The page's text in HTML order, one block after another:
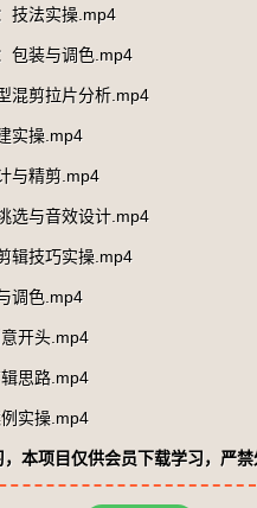
技法实操.mp4
包装与调色.mp4
混剪拉片分析.mp4
实操.mp4
与精剪.mp4
选与音效设计.mp4
辑技巧实操.mp4
调色.mp4
开头.mp4
思路.mp4
实操.mp4
本项目仅供会员下载学习，严禁